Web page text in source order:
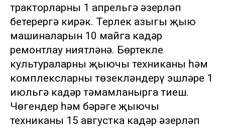
тракторларны 1 апрельгә әзерләп
бетерергә кирәк. Терлек азыгы җыю
машиналарын 10 майга кадәр
ремонтлау ниятләнә. Бөртекле
культураларны җыючы техниканы һәм
комплексларны төзекләндерү эшләре 1
июльгә кадәр тәмамланырга тиеш.
Чөгендер һәм бәрәңге җыючы
техниканы 15 августка кадәр әзерләп